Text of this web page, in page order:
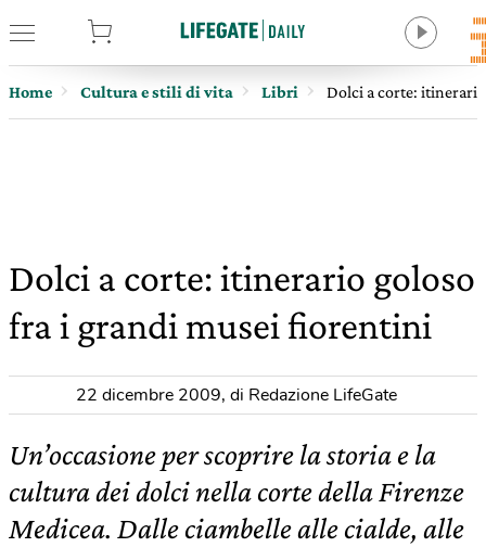
Home Cultura e stili di vita Libri Dolci a corte:
Dolci a corte: itinerario goloso
fra i grandi musei fiorentini
22 dicembre 2009, di Redazione LifeGate
Un’occasione per scoprire la storia e la
cultura dei dolci nella corte della Firenze
Medicea. Dalle ciambelle alle cialde, alle